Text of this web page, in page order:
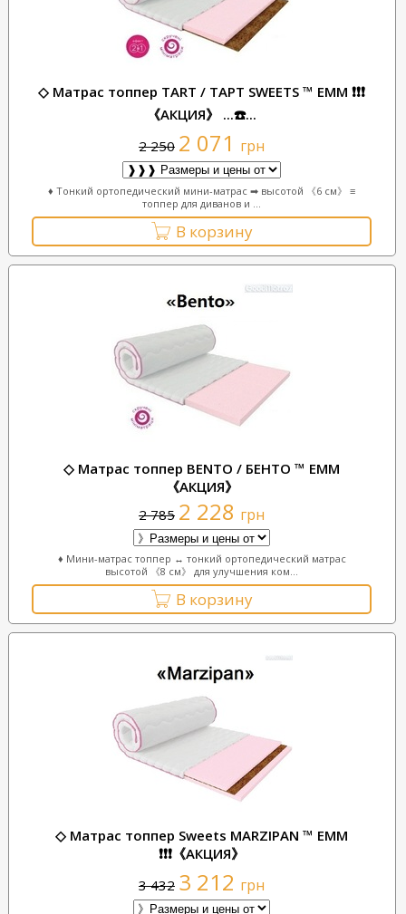
◇ Матрас топпер TART / ТАРТ SWEETS ™ ЕММ ❗❗❗
《АКЦИЯ》 ...☎️...
2 250 2 071 грн
♦ Тонкий ортопедический мини-матрас ➡ высотой 《6 см》 ≡
топпер для диванов и ...
В корзину
◇ Матрас топпер BENTO / БЕНТО ™ ЕММ
《АКЦИЯ》
2 785 2 228 грн
♦ Мини-матрас топпер ↔ тонкий ортопедический матрас
высотой 《8 см》 для улучшения ком...
В корзину
◇ Матрас топпер Sweets MARZIPAN ™ ЕММ
❗❗❗《АКЦИЯ》
3 432 3 212 грн